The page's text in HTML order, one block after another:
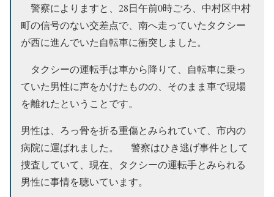
警察によりますと、28日午前0時ごろ、中村区中村
町の信号のない交差点で、南へ走っていたタクシー
が西に進んでいた自転車に衝突しました。
タクシーの運転手は車から降りて、自転車に乗っ
ていた男性に声をかけたものの、そのまま車で現場
を離れたということです。
男性は、ろっ骨を折る重傷とみられていて、市内の
病院に運ばれました。 警察はひき逃げ事件として
捜査していて、現在、タクシーの運転手とみられる
男性に事情を聴いています。